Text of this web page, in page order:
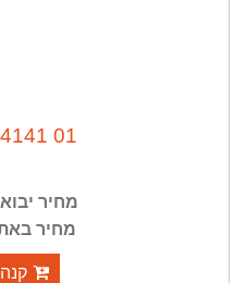
01
מחיר
מחיר באתר: